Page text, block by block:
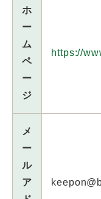
ホ
ー
ム
ペ
ー
ジ
https://
メ
ー
ル
ア